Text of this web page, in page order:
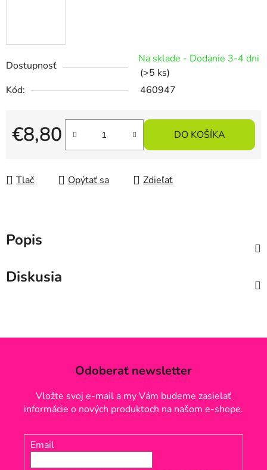
Dostupnosť
Na sklade - Dodanie 3-4 dni
(>5 ks)
Kód:
460947
€8,80
Jednotková cena:
DO KOŠÍKA
Tlač Opýtať sa Zdieľať
Popis
Diskusia
Odoberať newsletter
Vložte svoj e-mail a my Vám budeme zasielať
informácie o nových produktoch na našom e-shope.
Email